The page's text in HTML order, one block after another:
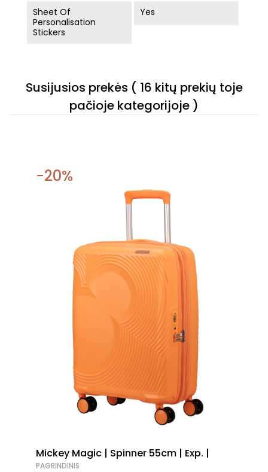
Sheet Of
Personalisation
Stickers
Yes
Susijusios prekės ( 16 kitų prekių toje
pačioje kategorijoje )
−20%
Mickey Magic | Spinner 55cm | Exp. |
PAGRINDINIS